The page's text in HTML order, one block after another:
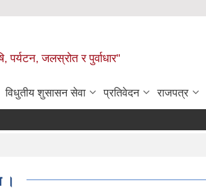
पर्यटन, जलस्रोत र पुर्वाधार"
विधुतीय शुसासन सेवा प्रतिवेदन राजपत्र
।